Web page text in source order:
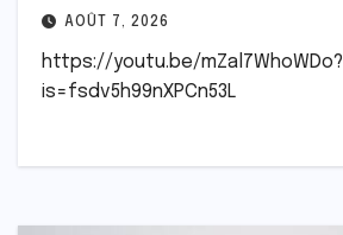
AOÛT 7, 2026
https://youtu.be/mZal7WhoWDo?
is=fsdv5h99nXPCn53L